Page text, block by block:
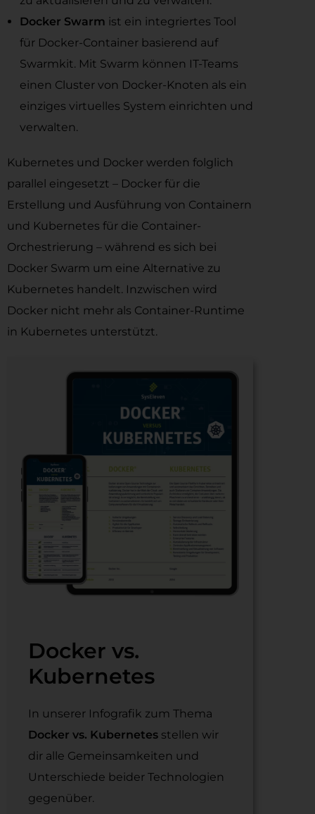
Docker Swarm ist ein integriertes Tool
für Docker-Container basierend auf
Swarmkit. Mit Swarm können IT-Teams
einen Cluster von Docker-Knoten als ein
einziges virtuelles System einrichten und
verwalten.
Kubernetes und Docker werden folglich
parallel eingesetzt – Docker für die
Erstellung und Ausführung von Containern
und Kubernetes für die Container-
Orchestrierung – während es sich bei
Docker Swarm um eine Alternative zu
Kubernetes handelt. Inzwischen wird
Docker nicht mehr als Container-Runtime
in Kubernetes unterstützt.
Docker vs.
Kubernetes
In unserer Infografik zum Thema
Docker vs. Kubernetes stellen wir
dir alle Gemeinsamkeiten und
Unterschiede beider Technologien
gegenüber.